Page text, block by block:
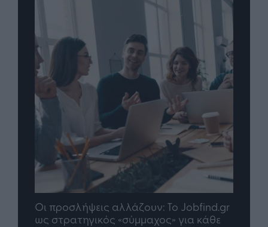
TP Greece: Πώς διαμορφώνεται το
μέλλον του Insurance στην εποχή του AI